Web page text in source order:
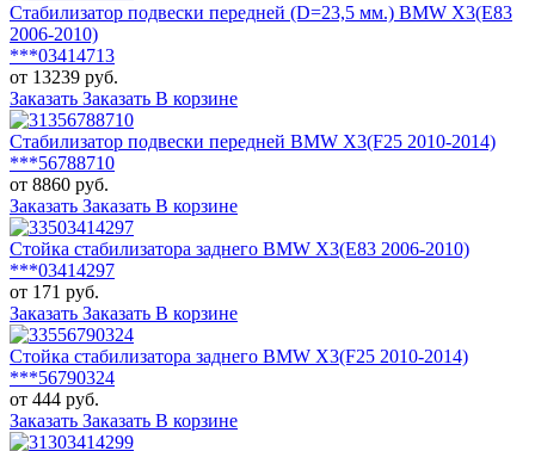
Стабилизатор подвески передней (D=23,5 мм.) BMW X3(E83
2006-2010)
***03414713
от 13239 руб.
Заказать Заказать В корзине
Стабилизатор подвески передней BMW X3(F25 2010-2014)
***56788710
от 8860 руб.
Заказать Заказать В корзине
Стойка стабилизатора заднего BMW X3(E83 2006-2010)
***03414297
от 171 руб.
Заказать Заказать В корзине
Стойка стабилизатора заднего BMW X3(F25 2010-2014)
***56790324
от 444 руб.
Заказать Заказать В корзине